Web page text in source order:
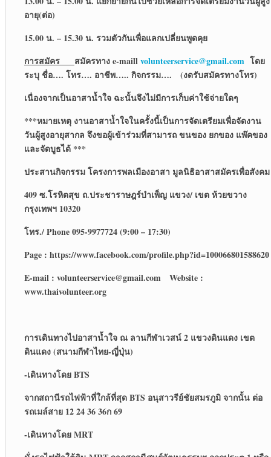
อายุ(ต่อ)
15.00 น. – 15.30 น. รวมตัวกันเพื่อแลกเปลี่ยนพูดคุย
การสมัคร สมัครทางe-maillvolunteerservice@gmail.comโดย
ระบุ ชื่อ…. โทร…. อาชีพ….. กิจกรรม…. (งดรับสมัครทางโทร)
เนื่องจากเป็นอาสาน้ำใจ ฉะนั้นจึงไม่มีการเก็บค่าใช้จ่ายใดๆ
***หมายเหตุ งานอาสาน้ำใจในครั้งนี้เป็นการจัดเตรียมเพื่อจัดงาน
วันผู้สูงอายุสากล จึงขอผู้เข้าร่วมที่สามารถ ขนของ ยกของ แพ๊คของ
และจัดบูธได้ ***
ประสานกิจกรรม โครงการพลเมืองอาสา มูลนิธิอาสาสมัครเพื่อสังคม
409 ซ.โรหิตสุข ถ.ประชาราษฎร์บำเพ็ญ แขวง/ เขต ห้วยขวาง
กรุงเทพฯ 10320
โทร./Phone 095-9977724 (9:00 – 17:30)
Page : https://www.facebook.com/profile.php?id=100066801588620
E-mail : volunteerservice@gmail.com Website :
www.thaivolunteer.org
การเดินทางไปอาสาน้ำใจ ณ ลานกีฬาเวสน์ 2 แขวงดินแดง เขต
ดินแดง (สนามกีฬาไทย-ญี่ปุ่น)
-เดินทางโดยBTS
จากสถานีรถไฟฟ้าที่ใกล้ที่สุดBTS อนุสาวรีย์ชัยสมรภูมิ จากนั้น ต่อ
รถเมล์สาย 12 24 36 36ก 69
-เดินทางโดยMRT